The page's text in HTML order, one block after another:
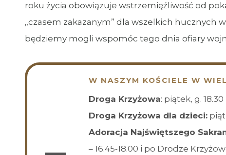
roku życia obowiązuje wstrzemięźliwość od
„czasem zakazanym” dla wszelkich hucznych
będziemy mogli wspomóc tego dnia ofiary
W NASZYM KOŚCIELE W
Droga Krzyżowa: piątek, g. 18.30
Droga Krzyżowa dla dzieci:
Adoracja Najświętszego
– 16.45-18.00 i po Drodze